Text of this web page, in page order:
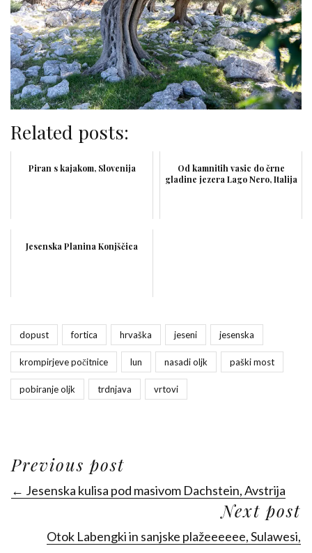
Related posts:
Piran s kajakom, Slovenija
Od kamnitih vasic do črne
gladine jezera Lago Nero, Italija
Jesenska Planina Konjščica
dopust fortica hrvaška jeseni jesenska
krompirjeve počitnice lun nasadi oljk paški most
pobiranje oljk trdnjava vrtovi
Previous post
← Jesenska kulisa pod masivom Dachstein, Avstrija
Next post
Otok Labengki in sanjske plažeeeeee, Sulawesi,